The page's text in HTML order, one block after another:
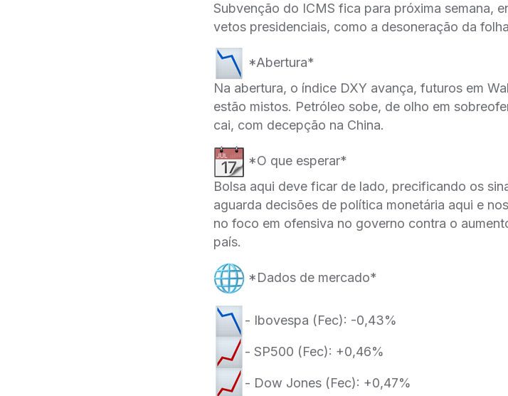
Subvenção do ICMS fica para próxima semana,
vetos presidenciais, como a desoneração da
*Abertura*
Na abertura, o índice DXY avança, futuros em
estão mistos. Petróleo sobe, de olho em
cai, com decepção na China.
*O que esperar*
Bolsa aqui deve ficar de lado, precificando os
aguarda decisões de política monetária aqui e
no foco em ofensiva no governo contra o
país.
*Dados de mercado*
- Ibovespa (Fec): -0,43%
- SP500 (Fec): +0,46%
- Dow Jones (Fec): +0,47%